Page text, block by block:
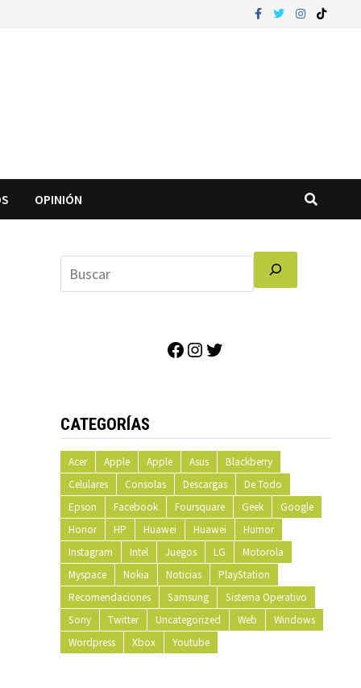
OPINIÓN
Facebook
Instagram
CATEGORÍAS
Acer Apple Apple Asus
Blackberry
Celulares
Consolas Descargas
De Todo
Epson
Facebook Foursquare Geek
Google
Honor
HP Huawei Huawei
Humor
Instagram
Intel Juegos LG
Motorola
Myspace
Nokia Noticias
PlayStation
Recomendaciones
Samsung
Sistema Operativo
Sony
Twitter Uncategorized Web
Windows
Wordpress
Xbox Youtube